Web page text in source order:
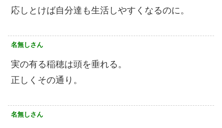
応しとけば自分達も生活しやすくなるのに。
名無しさん
実の有る稲穂は頭を垂れる。
正しくその通り。
名無しさん